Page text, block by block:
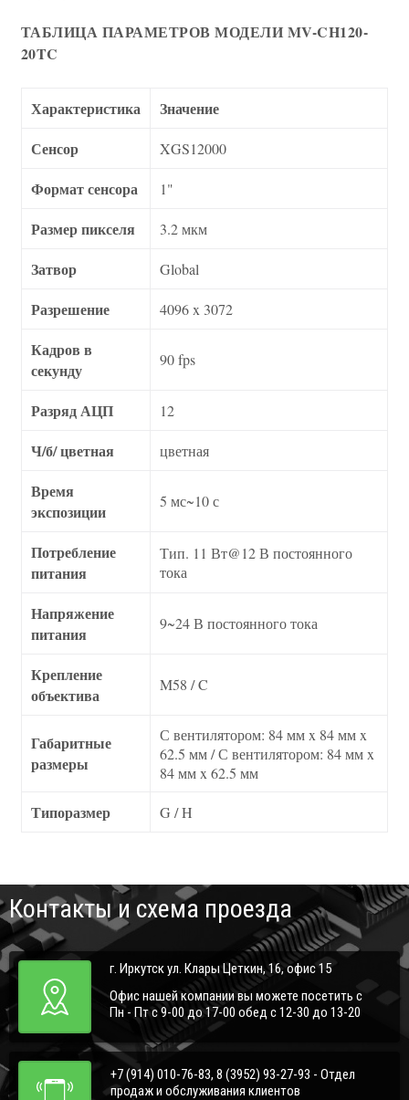
ТАБЛИЦА ПАРАМЕТРОВ МОДЕЛИ MV-CH120-
20TC
Характеристика
Значение
Сенсор
XGS12000
Формат сенсора 1"
Размер пикселя 3.2 мкм
Затвор Global
Разрешение 4096 x 3072
Кадров в
секунду
90 fps
Разряд АЦП 12
Ч/б/ цветная цветная
Время
экспозиции
5 мс~10 с
Потребление
питания
Тип. 11 Вт@12 В постоянного
тока
Напряжение
питания
9~24 В постоянного тока
Крепление
объектива
M58 / C
Габаритные
размеры
С вентилятором: 84 мм x 84 мм x
62.5 мм / С вентилятором: 84 мм x
84 мм x 62.5 мм
Типоразмер G / H
Контакты и схема проезда
г. Иркутск ул. Клары Цеткин, 16, офис 15
Офис нашей компании вы можете посетить с
Пн - Пт с 9-00 до 17-00 обед с 12-30 до 13-20
+7 (914) 010-76-83, 8 (3952) 93-27-93 - Отдел
продаж и обслуживания клиентов